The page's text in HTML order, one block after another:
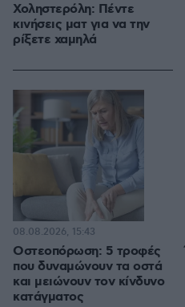
Χοληστερόλη: Πέντε
κινήσεις ματ για να την
ρίξετε χαμηλά
Οστεοπόρωση: 5 τροφές
που δυναμώνουν τα οστά
και μειώνουν τον κίνδυνο
κατάγματος
08.08.2026, 15:43